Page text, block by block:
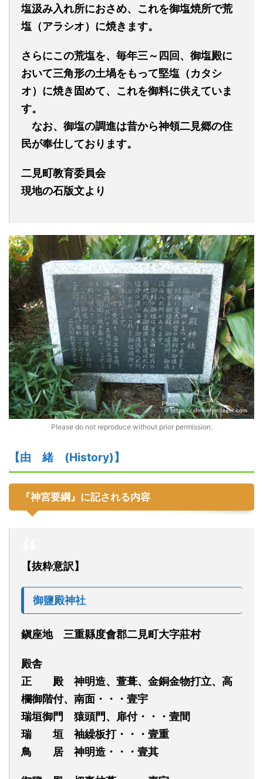
塩汲み入れ所におさめ、これを御塩焼所で荒
塩 （アラシオ） に焼きます。
さらにこの荒塩を、毎年三～四回、御塩殿に
おいて三角形の土堝をもって堅塩 （カタシ
オ） に焼き固めて、これを御料に供えていま
す。
なお、御塩の調進は昔から神領二見郷の住
民が奉仕しております。
二見町教育委員会
現地の石版文より
Please do not reproduce without prior permission.
【由 緒 (History)】
『神宮要綱』 に記される内容
【抜粋意訳】
御鹽殿神社
鎭座地 三重縣度會郡二見町大字莊村
殿舎
正 殿 神明造、萱葺、金銅金物打立、高
欄御階付、南面・・・壹宇
瑞垣御門 猿頭門、扉付・・・壹間
瑞 垣 袖繰板打・・・壹重
鳥 居 神明造・・・壹其